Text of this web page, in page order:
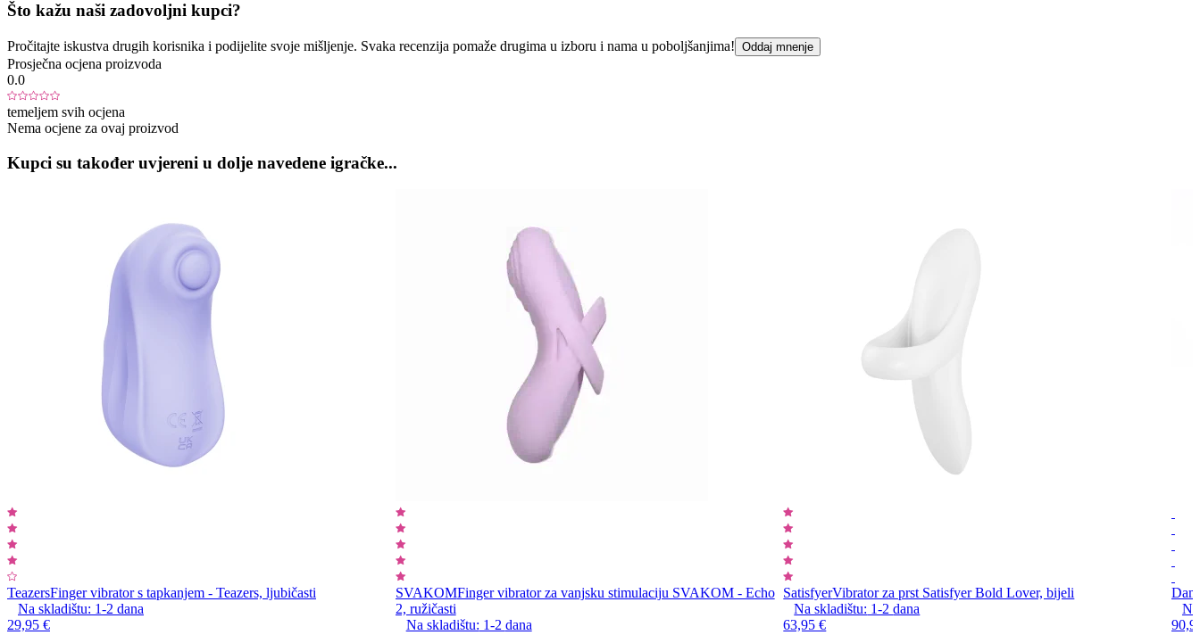
Što kažu naši zadovoljni kupci?
Pročitajte iskustva drugih korisnika i podijelite svoje mišljenje. Svaka recenzija pomaže drugima u izboru i nama u poboljšanjima! Oddaj mnenje
Prosječna ocjena proizvoda
0.0
temeljem svih ocjena
Nema ocjene za ovaj proizvod
Kupci su također uvjereni u dolje navedene igračke...
TeazersFinger vibrator s tapkanjem - Teazers, ljubičasti
Na skladištu: 1-2 dana
29,95 €
SVAKOMFinger vibrator za vanjsku stimulaciju SVAKOM - Echo
2, ružičasti
Na skladištu: 1-2 dana
SatisfyerVibrator za prst Satisfyer Bold Lover, bijeli
Na skladištu: 1-2dana
63,95 €